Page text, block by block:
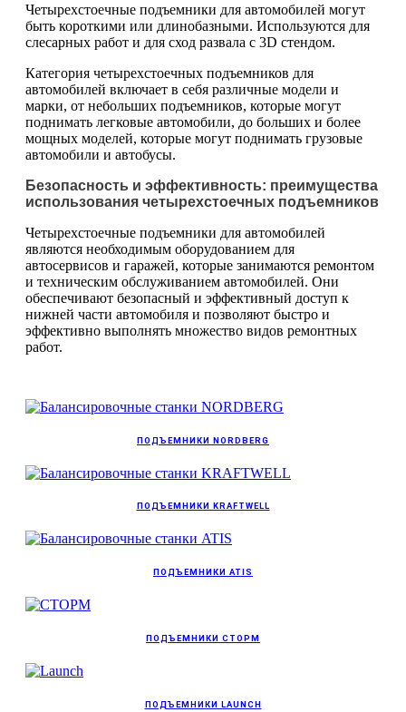
Четырехстоечные подъемники для автомобилей могут
быть короткими или длинобазными. Используются для
слесарных работ и для сход развала с 3D стендом.
Категория четырехстоечных подъемников для
автомобилей включает в себя различные модели и
марки, от небольших подъемников, которые могут
поднимать легковые автомобили, до больших и более
мощных моделей, которые могут поднимать грузовые
автомобили и автобусы.
Безопасность и эффективность: преимущества
использования четырехстоечных подъемников
Четырехстоечные подъемники для автомобилей
являются необходимым оборудованием для
автосервисов и гаражей, которые занимаются ремонтом
и техническим обслуживанием автомобилей. Они
обеспечивают безопасный и эффективный доступ к
нижней части автомобиля и позволяют быстро и
эффективно выполнять множество видов ремонтных
работ.
ПОДЪЕМНИКИ NORDBERG
ПОДЪЕМНИКИ KRAFTWELL
ПОДЪЕМНИКИ ATIS
ПОДЪЕМНИКИ СТОРМ
ПОДЪЕМНИКИ LAUNCH